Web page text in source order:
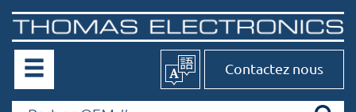
Contactez nous